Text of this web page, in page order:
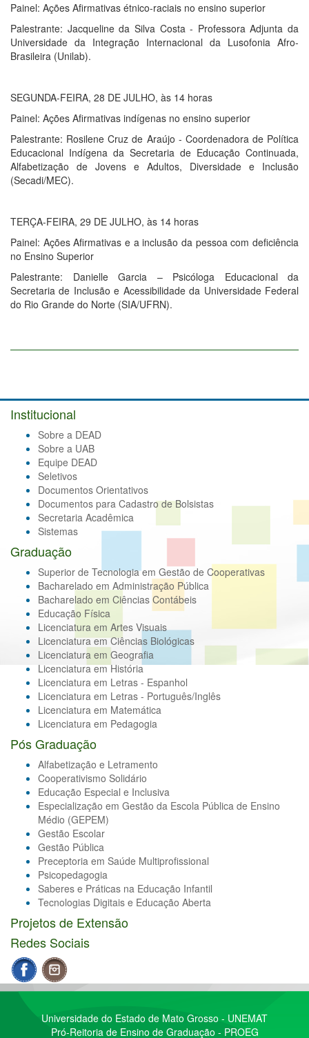
Painel: Ações Afirmativas étnico-raciais no ensino superior
Palestrante: Jacqueline da Silva Costa - Professora Adjunta da
Universidade da Integração Internacional da Lusofonia Afro-
Brasileira (Unilab).
SEGUNDA-FEIRA, 28 DE JULHO, às 14 horas
Painel: Ações Afirmativas indígenas no ensino superior
Palestrante: Rosilene Cruz de Araújo - Coordenadora de Política
Educacional Indígena da Secretaria de Educação Continuada,
Alfabetização de Jovens e Adultos, Diversidade e Inclusão
(Secadi/MEC).
TERÇA-FEIRA, 29 DE JULHO, às 14 horas
Painel: Ações Afirmativas e a inclusão da pessoa com deficiência
no Ensino Superior
Palestrante: Danielle Garcia – Psicóloga Educacional da
Secretaria de Inclusão e Acessibilidade da Universidade Federal
do Rio Grande do Norte (SIA/UFRN).
Institucional
Sobre a DEAD
Sobre a UAB
Equipe DEAD
Seletivos
Documentos Orientativos
Documentos para Cadastro de Bolsistas
Secretaria Acadêmica
Sistemas
Graduação
Superior de Tecnologia em Gestão de Cooperativas
Bacharelado em Administração Pública
Bacharelado em Ciências Contábeis
Educação Física
Licenciatura em Artes Visuais
Licenciatura em Ciências Biológicas
Licenciatura em Geografia
Licenciatura em História
Licenciatura em Letras - Espanhol
Licenciatura em Letras - Português/Inglês
Licenciatura em Matemática
Licenciatura em Pedagogia
Pós Graduação
Alfabetização e Letramento
Cooperativismo Solidário
Educação Especial e Inclusiva
Especialização em Gestão da Escola Pública de Ensino
Médio (GEPEM)
Gestão Escolar
Gestão Pública
Preceptoria em Saúde Multiprofissional
Psicopedagogia
Saberes e Práticas na Educação Infantil
Tecnologias Digitais e Educação Aberta
Projetos de Extensão
Redes Sociais
Universidade do Estado de Mato Grosso - UNEMAT
Pró-Reitoria de Ensino de Graduação - PROEG